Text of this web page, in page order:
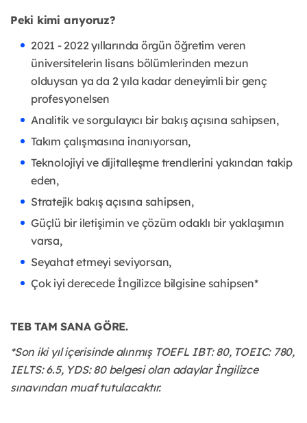
Peki kimi arıyoruz?
2021 - 2022 yıllarında örgün öğretim veren
üniversitelerin lisans bölümlerinden mezun
olduysan ya da 2 yıla kadar deneyimli bir genç
profesyonelsen
Analitik ve sorgulayıcı bir bakış açısına sahipsen,
Takım çalışmasına inanıyorsan,
Teknolojiyi ve dijitalleşme trendlerini yakından takip
eden,
Stratejik bakış açısına sahipsen,
Güçlü bir iletişimin ve çözüm odaklı bir yaklaşımın
varsa,
Seyahat etmeyi seviyorsan,
Çok iyi derecede İngilizce bilgisine sahipsen*
TEB TAM SANA GÖRE.
*Son iki yıl içerisinde alınmış TOEFL IBT: 80, TOEIC: 780,
IELTS: 6.5, YDS: 80 belgesi olan adaylar İngilizce
sınavından muaf tutulacaktır.